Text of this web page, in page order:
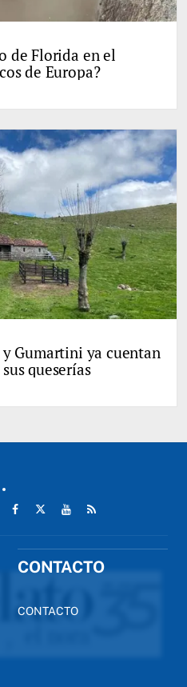
de Florida en el
de Europa?
Gumartini ya cuentan
queserías
CONTACTO
CONTACTO